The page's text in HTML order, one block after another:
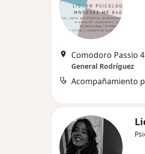
General Rodríguez
Acompañamiento